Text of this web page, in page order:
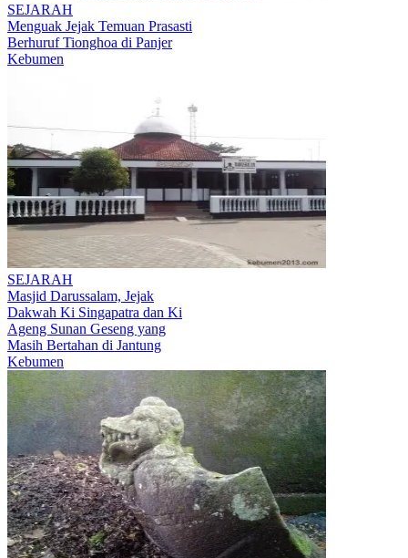
SEJARAH
Menguak Jejak Temuan Prasasti
Berhuruf Tionghoa di Panjer
Kebumen
SEJARAH
Masjid Darussalam, Jejak
Dakwah Ki Singapatra dan Ki
Ageng Sunan Geseng yang
Masih Bertahan di Jantung
Kebumen